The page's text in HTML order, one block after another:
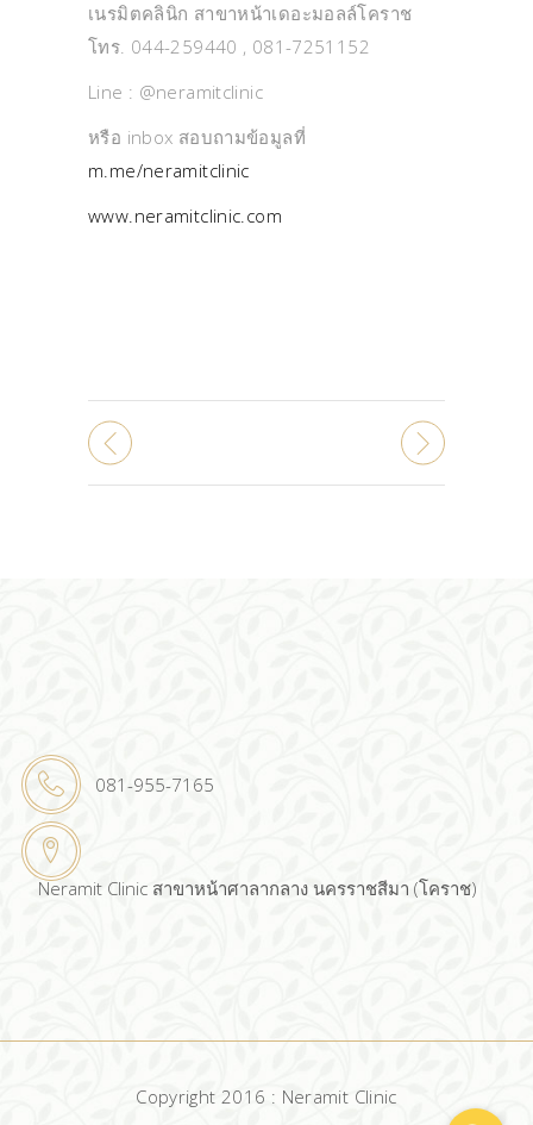
เนรมิตคลินิก สาขาหน้าเดอะมอลล์โคราช
โทร. 044-259440 , 081-7251152
Line : @neramitclinic
หรือ inbox สอบถามข้อมูลที่
m.me/neramitclinic
www.neramitclinic.com
081-955-7165
Neramit Clinic สาขาหน้าศาลากลาง นครราชสีมา (โคราช)
Copyright 2016 : Neramit Clinic